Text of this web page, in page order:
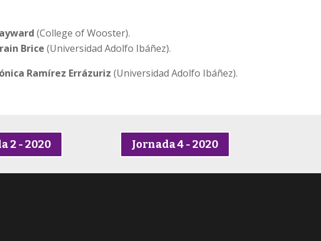
(College of Wooster).
Brice (Universidad Adolfo Ibáñez).
Ramírez Errázuriz (Universidad Adolfo Ibáñez).
2 - 2020 Jornada 4 - 2020